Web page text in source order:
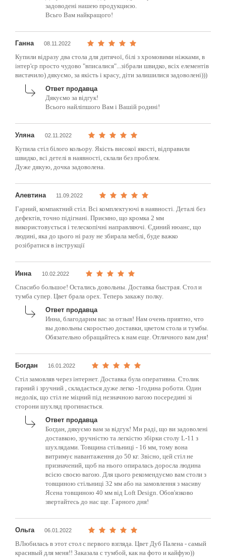
задоводені нашею продукциєю.
Всьго Вам найкращого!
Ганна 08.11.2022
Купили відразу два стола для дитячої, білі з хромовими ніжками, в
інтер'єр просто чудово "вписалися"...зібрали швидко, всіх елементів
вистачило) дякуємо, за якість і красу, діти залишилися задоволені)))
Ответ продавца
Дякуємо за відгук!
Всього найліпшого Вам і Вашій родині!
Уляна 02.11.2022
Купила стіл білого кольору. Якість високої якості, відправили
швидко, всі детелі в наявності, склали без проблем.
Дуже дякую, дочка задоволена.
Алевтина 11.09.2022
Гарний, компактний стіл. Всі комплектуючі в наявності. Деталі без
дефектів, точно підігнані. Приємно, що кромка 2 мм
використовується і телескопічні направляючі. Єдиний нюанс, що
людині, яка до цього ні разу не збирала меблі, буде важко
розібратися в інструкції
Инна 10.02.2022
Спасибо большое! Остались довольны. Доставка быстрая. Стол и
тумба супер. Цвет брала орех. Теперь закажу полку.
Ответ продавца
Инна, благодарим вас за отзыв! Нам очень приятно, что
вы довольны скоростью доставки, цветом стола и тумбы.
Обязательно обращайтесь к нам еще. Отличного вам дня!
Богдан 16.01.2022
Стіл замовляв через інтернет. Доставка була оперативна. Столик
гарний і зручний , складається дуже легко -1година роботи. Один
недолік, що стіл не міцний під незначною вагою посередині зі
сторони шухляд прогинається.
Ответ продавца
Богдан, дякуємо вам за відгук! Ми раді, що ви задоволені
доставкою, зручністю та легкістю збірки столу L-11 з
шухлядами. Товщина стільниці - 16 мм, тому вона
витримує навантаження до 50 кг. Звісно, цей стіл не
призначений, щоб на нього опиралась доросла людина
всією своєю вагою. Для цього рекомендуємо вам столи з
товщиною стільниці 32 мм або на замовлення з масиву
Ясена товщиною 40 мм від Loft Design. Обов'язково
звертайтесь до нас ще. Гарного дня!
Ольга 06.01.2022
ВЛюбилась в этот стол с первого взгляда. Цвет Дуб Палена - самый
красивый для меня!! Заказала с тумбой, как на фото и кайфую))